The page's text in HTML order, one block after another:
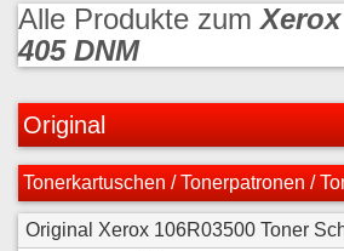
Alle Produkte zum
405 DNM
Original
Tonerkartuschen / Tonerpatronen /
Original Xerox 106R03500 Toner